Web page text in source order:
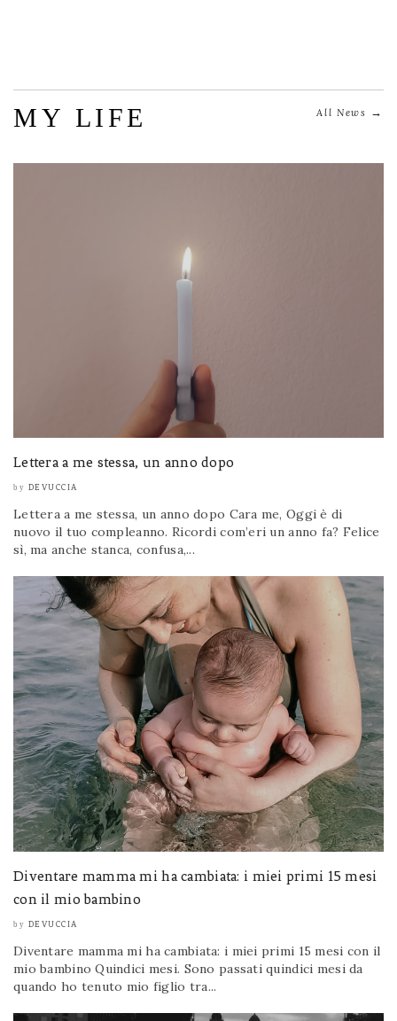
MY LIFE All News →
Lettera a me stessa, un anno dopo
by DEVUCCIA
Lettera a me stessa, un anno dopo Cara me, Oggi è di
nuovo il tuo compleanno. Ricordi com’eri un anno fa? Felice
sì, ma anche stanca, confusa,...
Diventare mamma mi ha cambiata: i miei primi 15 mesi
con il mio bambino
by DEVUCCIA
Diventare mamma mi ha cambiata: i miei primi 15 mesi con il
mio bambino Quindici mesi. Sono passati quindici mesi da
quando ho tenuto mio figlio tra...